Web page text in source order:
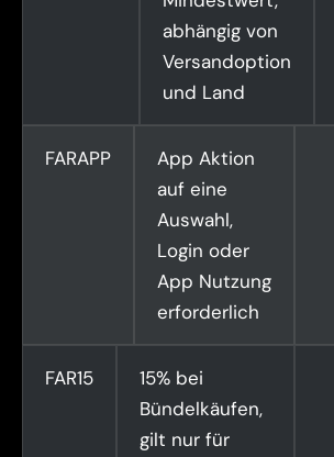
abhängig von
Versandoption
und Land
FARAPP
App Aktion
auf eine
Auswahl,
Login oder
App Nutzung
erforderlich
FAR15
15% bei
Bündelkäufen,
gilt nur für